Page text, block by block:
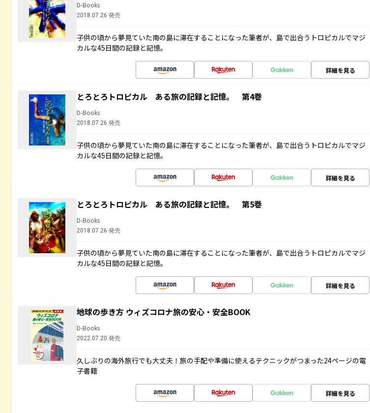
D-Books
2018.07.26 発売
子供の頃から夢見ていた南の島に滞在することになった筆者が、島で出合うトロピカルでマジ
カルな45日間の記録と記憶。
詳細を見る
とろとろトロピカル ある旅の記録と記憶。 第4巻
D-Books
2018.07.26 発売
子供の頃から夢見ていた南の島に滞在することになった筆者が、島で出合うトロピカルでマジ
カルな45日間の記録と記憶。
詳細を見る
とろとろトロピカル ある旅の記録と記憶。 第5巻
D-Books
2018.07.26 発売
子供の頃から夢見ていた南の島に滞在することになった筆者が、島で出合うトロピカルでマジ
カルな45日間の記録と記憶。
詳細を見る
地球の歩き方 ウィズコロナ旅の安心・安全BOOK
D-Books
2022.07.20 発売
久しぶりの海外旅行でも大丈夫！旅の手配や準備に使えるテクニックがつまった24ページの電
子書籍
詳細を見る